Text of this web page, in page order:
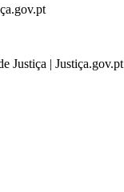
Justiça | Justiça.gov.pt